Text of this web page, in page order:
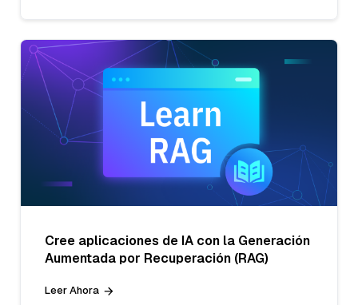
Cree aplicaciones de IA con la Generación
Aumentada por Recuperación (RAG)
Leer Ahora